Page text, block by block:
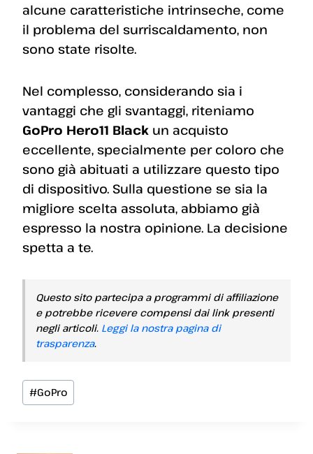
alcune caratteristiche intrinseche, come
il problema del surriscaldamento, non
sono state risolte.
Nel complesso, considerando sia i
vantaggi che gli svantaggi, riteniamo
GoPro Hero11 Black un acquisto
eccellente, specialmente per coloro che
sono già abituati a utilizzare questo tipo
di dispositivo. Sulla questione se sia la
migliore scelta assoluta, abbiamo già
espresso la nostra opinione. La decisione
spetta a te.
Questo sito partecipa a programmi di affiliazione
e potrebbe ricevere compensi dai link presenti
negli articoli. Leggi la nostra pagina di
trasparenza.
Tag
articolo:
#GoPro